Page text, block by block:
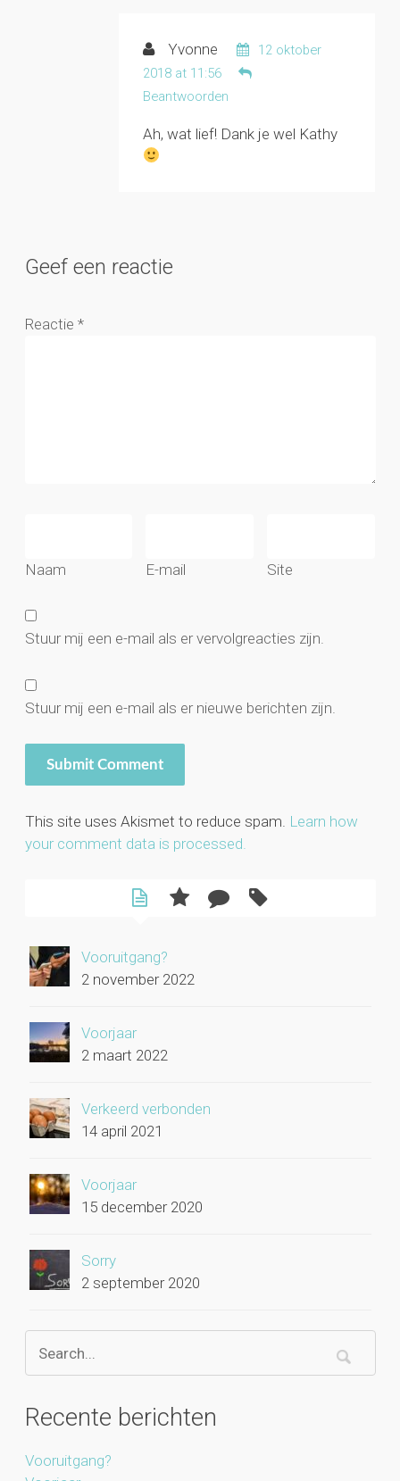
Yvonne
12 oktober
2018 at 11:56
Beantwoorden
Ah, wat lief! Dank je wel Kathy
Geef een reactie
Reactie *
Naam E-mail Site
Stuur mij een e-mail als er vervolgreacties zijn.
Stuur mij een e-mail als er nieuwe berichten zijn.
This site uses Akismet to reduce spam. Learn how
your comment data is processed.
Vooruitgang?
2 november 2022
Voorjaar
2 maart 2022
Verkeerd verbonden
14 april 2021
Voorjaar
15 december 2020
Sorry
2 september 2020
Recente berichten
Vooruitgang?